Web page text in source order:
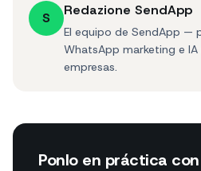
S Redazione SendApp
El equipo de SendApp —
WhatsApp marketing e
empresas.
Ponlo en práctica